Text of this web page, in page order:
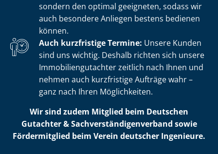
sondern den optimal geeigneten, sodass wir
auch besondere Anliegen bestens bedienen
können.
Auch kurzfristige Termine: Unsere Kunden
sind uns wichtig. Deshalb richten sich unsere
Im­mo­bi­li­en­gut­ach­ter zeitlich nach Ihnen und
nehmen auch kurzfristige Aufträge wahr –
ganz nach Ihren Möglichkeiten.
Wir sind zudem Mitglied beim Deutschen
Gutachter & Sach­ver­stän­di­gen­ver­band sowie
Fördermitglied beim Verein deutscher Ingenieure.